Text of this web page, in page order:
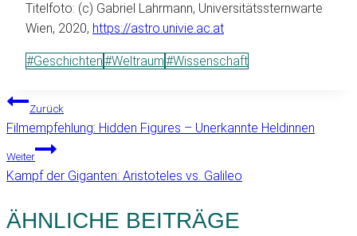
Titelfoto: (c) Gabriel Lahrmann, Universitätssternwarte
Wien, 2020, https://astro.univie.ac.at
Schlagworte:
#Geschichten#Weltraum#Wissenschaft
BEITRAGSNAVIGATION
Zurück
Filmempfehlung: Hidden Figures – Unerkannte Heldinnen
Weiter
Kampf der Giganten: Aristoteles vs. Galileo
ÄHNLICHE BEITRÄGE